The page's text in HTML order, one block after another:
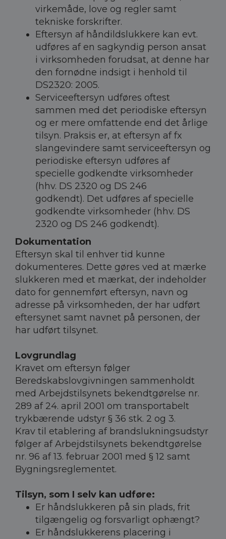
virkemåde, love og regler samt
tekniske forskrifter.
Eftersyn af håndildslukkere kan evt.
udføres af en sagkyndig person ansat
i virksomheden forudsat, at denne har
den fornødne indsigt i henhold til
DS2320: 2005.
Serviceeftersyn udføres oftest
sammen med det periodiske eftersyn
og er mere omfattende end det årlige
tilsyn. Praksis er, at eftersyn af fx
slangevindere samt serviceeftersyn og
periodiske eftersyn udføres af
specielle godkendte virksomheder
(hhv. DS 2320 og DS 246
godkendt). Det udføres af specielle
godkendte virksomheder (hhv. DS
2320 og DS 246 godkendt).
Dokumentation
Eftersyn skal til enhver tid kunne
dokumenteres. Dette gøres ved at mærke
slukkeren med et mærkat, der indeholder
dato for gennemført eftersyn, navn og
adresse på virksomheden, der har udført
eftersynet samt navnet på personen, der
har udført tilsynet.
Lovgrundlag
Kravet om eftersyn følger
Beredskabslovgivningen sammenholdt
med Arbejdstilsynets bekendtgørelse nr.
289 af 24. april 2001 om transportabelt
trykbærende udstyr § 36 stk. 2 og 3.
Krav til etablering af brandslukningsudstyr
følger af Arbejdstilsynets bekendtgørelse
nr. 96 af 13. februar 2001 med § 12 samt
Bygningsreglementet.
Tilsyn, som I selv kan udføre:
Er håndslukkeren på sin plads, frit
tilgængelig og forsvarligt ophængt?
Er håndslukkerens placering i